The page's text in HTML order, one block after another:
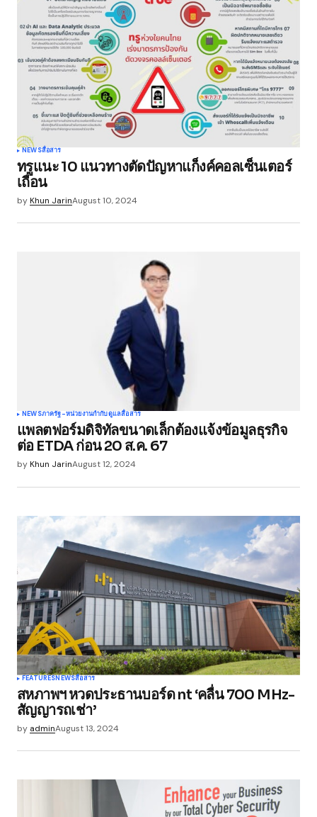
Submit Comment
NEWSสื่อสาร
ทรูแนะ 10 แนวทางตัดปัญหาแก็งค์คอลเซ็นเตอร์
เถื่อน
byKhun JarinAugust 10, 2024
NEWSภาครัฐ-หน่วยงานกำกับดูแลสื่อสาร
แพลตฟอร์มดิจิทัลขนาดเล็กต้องแจ้งข้อมูลธุรกิจ
ต่อ ETDA ก่อน 20 ส.ค. 67
byKhun JarinAugust 12, 2024
FEATURESNEWSสื่อสาร
สหภาพฯ หวดประธานบอร์ด nt ‘คลื่น 700 MHz-
สัญญารถเช่า’
by adminAugust 13, 2024